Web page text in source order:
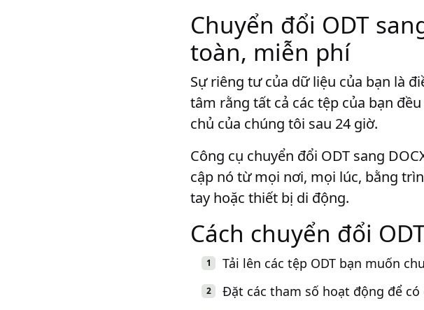
Chuyển đổi ODT
toàn, miễn phí
Sự riêng tư của dữ liệu của bạn là
tâm rằng tất cả các tệp của bạn
chủ của chúng tôi sau 24 giờ.
Công cụ chuyển đổi ODT sang
cập nó từ mọi nơi, mọi lúc, bằng
tay hoặc thiết bị di động.
Cách chuyển đổi
Tải lên các tệp ODT bạn muốn
Đặt các tham số hoạt động để có